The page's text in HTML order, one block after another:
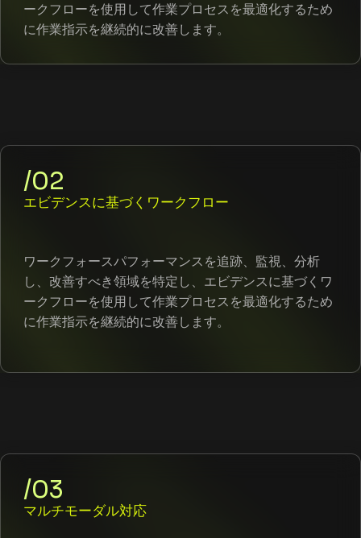
ークフローを使用して作業プロセスを最適化するため
に作業指示を継続的に改善します。
エビデンスに基づくワークフロー
/02
ワークフォースパフォーマンスを追跡、監視、分析
し、改善すべき領域を特定し、エビデンスに基づくワ
ークフローを使用して作業プロセスを最適化するため
に作業指示を継続的に改善します。
マルチモーダル対応
/03